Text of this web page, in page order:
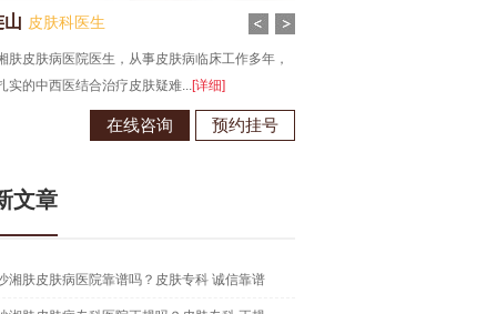
山 皮肤科医生
肤皮肤病医院医生，从事皮肤病临床工作多年，
实的中西医结合治疗皮肤疑难...[详细]
在线咨询 预约挂号
文章
湘肤皮肤病医院靠谱吗？皮肤专科 诚信靠谱